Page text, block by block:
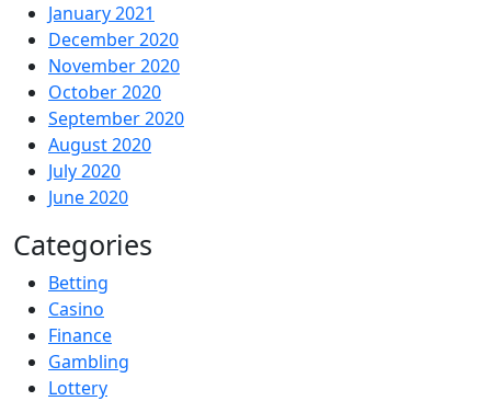
January 2021
December 2020
November 2020
October 2020
September 2020
August 2020
July 2020
June 2020
Categories
Betting
Casino
Finance
Gambling
Lottery